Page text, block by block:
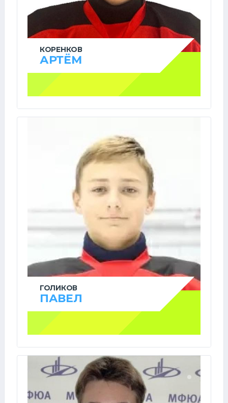
КОРЕНКОВ
АРТЁМ
ГОЛИКОВ
ПАВЕЛ